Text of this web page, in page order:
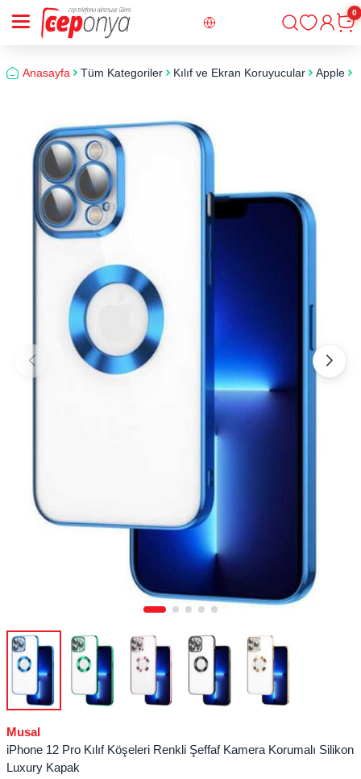
Giriş
0
Anasayfa Tüm Kategoriler Kılıf ve Ekran Koruyucular Apple
Musal
iPhone 12 Pro Kılıf Köşeleri Renkli Şeffaf Kamera Korumalı Silikon
Luxury Kapak